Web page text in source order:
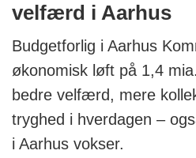
velfærd i Aarhus
Budgetforlig i Aarhus
økonomisk løft på 1,4
bedre velfærd, mere
tryghed i hverdagen –
i Aarhus vokser.